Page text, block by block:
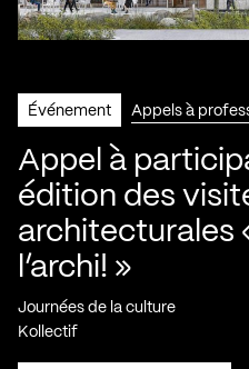
Événement Appels à
Appel à
édition des
architecturales
l’archi! »
Journées de la culture
Kollectif